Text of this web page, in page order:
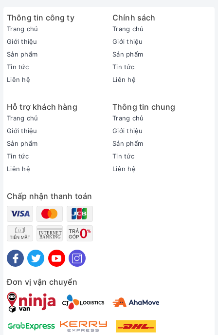
Phạm vi làm lạnh hiệu quả:
Từ 15 - 20m² (từ 40 đến 60m³)
Độ ồn trung bình (được đo trong phòng thí nghiệm):
Dàn lạnh: 41/35/27/21 dB - Dàn nóng: 50 dB
Sản xuất tại:
Thời gian bảo hành cục lạnh, cục nóng:
2 năm
Thời gian bảo hành máy nén:
Máy nén 10 năm
Chất liệu dàn tản nhiệt:
lớp Gold-Fin
R-32
Mức tiêu thụ điện năng
Tiêu thụ điện:
0.85 kWh
Nhãn năng lượng:
5 sao (Hiệu suất năng lượng 6.93)
Công nghệ tiết kiệm điện:
Dual Inverter
AI Kw Manager
lượng chủ động 4 mức
Khả năng lọc không khí
Màng lọc sơ cấpTạo ion lọc không khíBộ lọc PM2.5
Thông tin công ty
Trang chủ
Giới thiệu
Sản phẩm
Tin tức
Liên hệ
Chính sách
Trang chủ
Giới thiệu
Sản phẩm
Tin tức
Liên hệ
Hỗ trợ khách hàng
Trang chủ
Giới thiệu
Sản phẩm
Tin tức
Liên hệ
Thông tin chung
Trang chủ
Giới thiệu
Sản phẩm
Tin tức
Liên hệ
Chấp nhận thanh toán
Đơn vị vận chuyển